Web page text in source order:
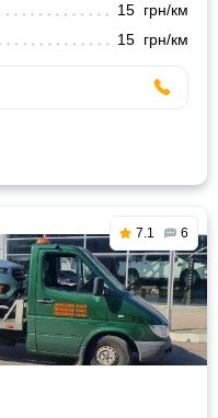
15 грн/км
15 грн/км
7.1 6